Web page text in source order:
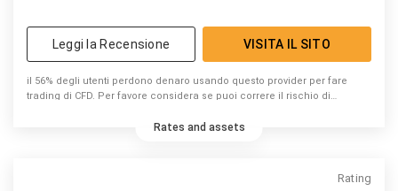
Leggi la Recensione VISITA IL SITO
il 56% degli utenti perdono denaro usando questo provider per fare
trading di CFD. Per favore considera se puoi correre il rischio di
Rates and assets
Rating